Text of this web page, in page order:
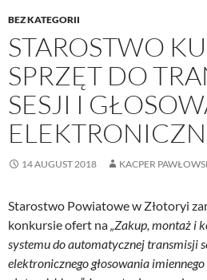
BEZ KATEGORII
STAROSTWO
SPRZĘT DO
SESJI I
14 AUGUST 2018 KACPER
Starostwo Powiatowe w Złotoryi
konkursie ofert na„Zakup, montaż i
systemu do automatycznej transmisji
elektronicznego głosowania